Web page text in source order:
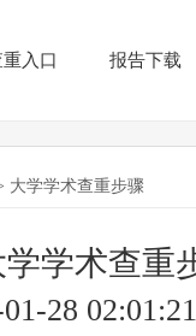
入口 报告下载
大学学术查重步骤
学学术查重
28 02:01:21